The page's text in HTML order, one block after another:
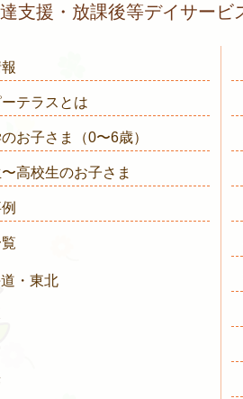
支援・放課後等デイサー
テラスとは
お子さま （0〜6歳）
高校生のお子さま
・東北